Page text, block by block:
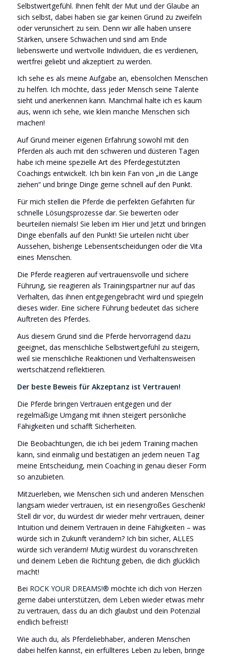
Selbstwertgefühl. Ihnen fehlt der Mut und der Glaube an
sich selbst, dabei haben sie gar keinen Grund zu zweifeln
oder verunsichert zu sein. Denn wir alle haben unsere
Stärken, unsere Schwächen und sind am Ende
liebenswerte und wertvolle Individuen, die es verdienen,
wertfrei geliebt und akzeptiert zu werden.
Ich sehe es als meine Aufgabe an, ebensolchen Menschen
zu helfen. Ich möchte, dass jeder Mensch seine Talente
sieht und anerkennen kann. Manchmal halte ich es kaum
aus, wenn ich sehe, wie klein manche Menschen sich
machen!
Auf Grund meiner eigenen Erfahrung sowohl mit den
Pferden als auch mit den schweren und düsteren Tagen
habe ich meine spezielle Art des Pferdegestützten
Coachings entwickelt. Ich bin kein Fan von „in die Länge
ziehen“ und bringe Dinge gerne schnell auf den Punkt.
Für mich stellen die Pferde die perfekten Gefährten für
schnelle Lösungsprozesse dar. Sie bewerten oder
beurteilen niemals! Sie leben im Hier und Jetzt und bringen
Dinge ebenfalls auf den Punkt! Sie urteilen nicht über
Aussehen, bisherige Lebensentscheidungen oder die Vita
eines Menschen.
Die Pferde reagieren auf vertrauensvolle und sichere
Führung, sie reagieren als Trainingspartner nur auf das
Verhalten, das ihnen entgegengebracht wird und spiegeln
dieses wider. Eine sichere Führung bedeutet das sichere
Auftreten des Pferdes.
Aus diesem Grund sind die Pferde hervorragend dazu
geeignet, das menschliche Selbstwertgefühl zu steigern,
weil sie menschliche Reaktionen und Verhaltensweisen
wertschätzend reflektieren.
Der beste Beweis für Akzeptanz ist Vertrauen!
Die Pferde bringen Vertrauen entgegen und der
regelmäßige Umgang mit ihnen steigert persönliche
Fähigkeiten und schafft Sicherheiten.
Die Beobachtungen, die ich bei jedem Training machen
kann, sind einmalig und bestätigen an jedem neuen Tag
meine Entscheidung, mein Coaching in genau dieser Form
so anzubieten.
Mitzuerleben, wie Menschen sich und anderen Menschen
langsam wieder vertrauen, ist ein riesengroßes Geschenk!
Stell dir vor, du würdest dir wieder mehr vertrauen, deiner
Intuition und deinem Vertrauen in deine Fähigkeiten – was
würde sich in Zukunft verändern? Ich bin sicher, ALLES
würde sich verändern! Mutig würdest du voranschreiten
und deinem Leben die Richtung geben, die dich glücklich
macht!
Bei ROCK YOUR DREAMS!® möchte ich dich von Herzen
gerne dabei unterstützen, dem Leben wieder etwas mehr
zu vertrauen, dass du an dich glaubst und dein Potenzial
endlich befreist!
Wie auch du, als Pferdeliebhaber, anderen Menschen
dabei helfen kannst, ein erfüllteres Leben zu leben, bringe